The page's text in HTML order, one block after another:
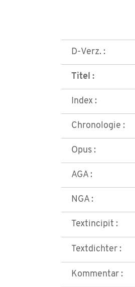
D-Verz. :
Titel :
Index :
Chronologie :
Opus :
AGA :
NGA :
Textincipit :
Textdichter :
Kommentar :